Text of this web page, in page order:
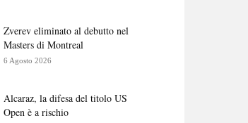
Zverev eliminato al debutto nel
Masters di Montreal
6 Agosto 2026
Alcaraz, la difesa del titolo US
Open è a rischio